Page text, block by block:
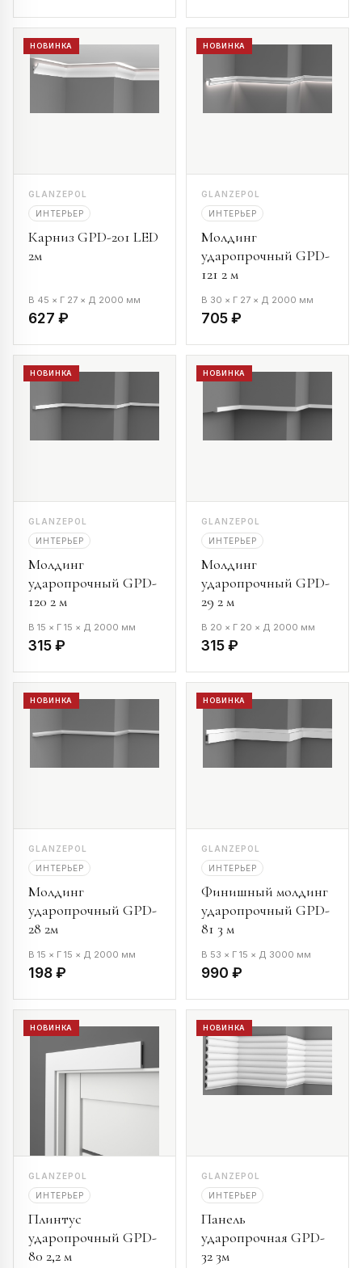
НОВИНКА
GLANZEPOL
ИНТЕРЬЕР
Карниз GPD-201 LED
2м
В 45 × Г 27 × Д 2000 мм
627 ₽
НОВИНКА
GLANZEPOL
ИНТЕРЬЕР
Молдинг
ударопрочный GPD-
121 2 м
В 30 × Г 27 × Д 2000 мм
705 ₽
НОВИНКА
GLANZEPOL
ИНТЕРЬЕР
Молдинг
ударопрочный GPD-
120 2 м
В 15 × Г 15 × Д 2000 мм
315 ₽
НОВИНКА
GLANZEPOL
ИНТЕРЬЕР
Молдинг
ударопрочный GPD-
29 2 м
В 20 × Г 20 × Д 2000 мм
315 ₽
НОВИНКА
GLANZEPOL
ИНТЕРЬЕР
Молдинг
ударопрочный GPD-
28 2м
В 15 × Г 15 × Д 2000 мм
198 ₽
НОВИНКА
GLANZEPOL
ИНТЕРЬЕР
Финишный молдинг
ударопрочный GPD-
81 3 м
В 53 × Г 15 × Д 3000 мм
990 ₽
НОВИНКА
GLANZEPOL
ИНТЕРЬЕР
Плинтус
ударопрочный GPD-
80 2,2 м
НОВИНКА
GLANZEPOL
ИНТЕРЬЕР
Панель
ударопрочная GPD-
32 3м